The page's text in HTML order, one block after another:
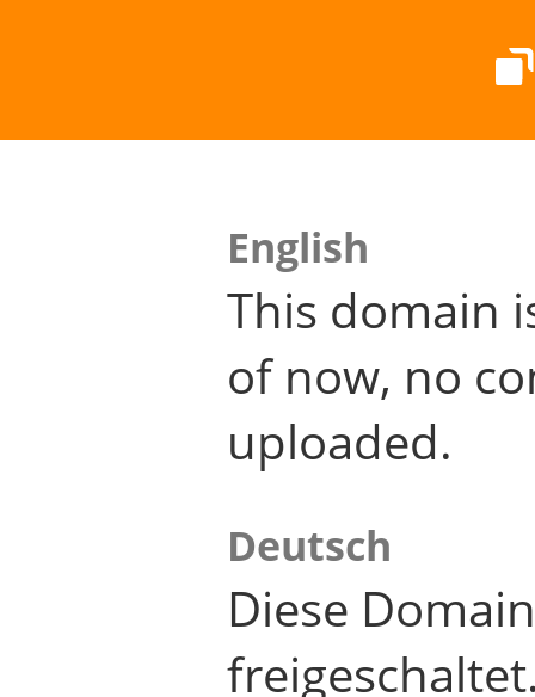
English
This domain
of now, no
uploaded.
Deutsch
Diese